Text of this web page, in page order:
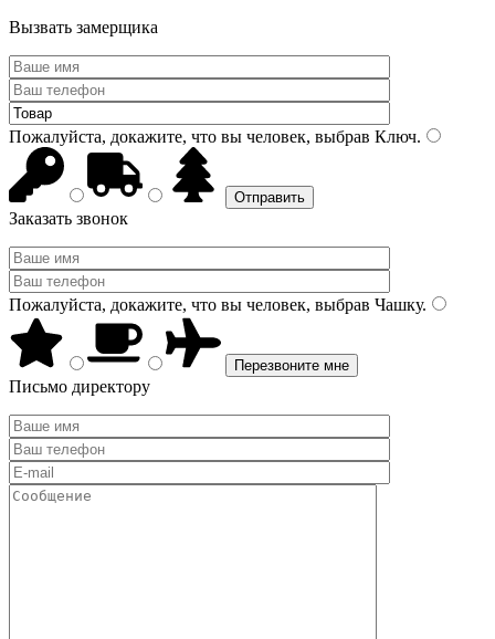
Вызвать замерщика
Пожалуйста, докажите, что вы человек, выбрав Ключ.
Заказать звонок
Пожалуйста, докажите, что вы человек, выбрав Чашку.
Письмо директору